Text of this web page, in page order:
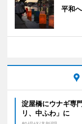
平和
淀屋橋にウナギ専
リ、中ふわ」に